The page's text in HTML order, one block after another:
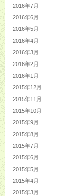
2016年7月
2016年6月
2016年5月
2016年4月
2016年3月
2016年2月
2016年1月
2015年12月
2015年11月
2015年10月
2015年9月
2015年8月
2015年7月
2015年6月
2015年5月
2015年4月
2015年3月